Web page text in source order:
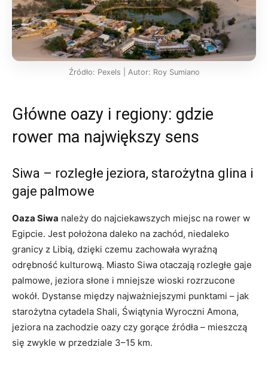
Źródło: Pexels | Autor: Roy Sumiano
Główne oazy i regiony: gdzie
rower ma największy sens
Siwa – rozległe jeziora, starożytna glina i
gaje palmowe
Oaza Siwa należy do najciekawszych miejsc na rower w
Egipcie. Jest położona daleko na zachód, niedaleko
granicy z Libią, dzięki czemu zachowała wyraźną
odrębność kulturową. Miasto Siwa otaczają rozległe gaje
palmowe, jeziora słone i mniejsze wioski rozrzucone
wokół. Dystanse między najważniejszymi punktami – jak
starożytna cytadela Shali, Świątynia Wyroczni Amona,
jeziora na zachodzie oazy czy gorące źródła – mieszczą
się zwykle w przedziale 3–15 km.